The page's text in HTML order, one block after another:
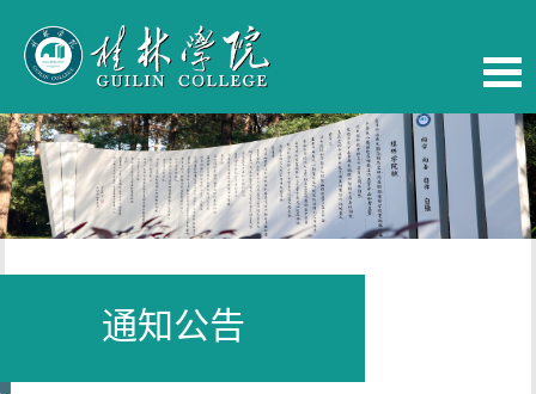
通知公告
当前位置：首页-